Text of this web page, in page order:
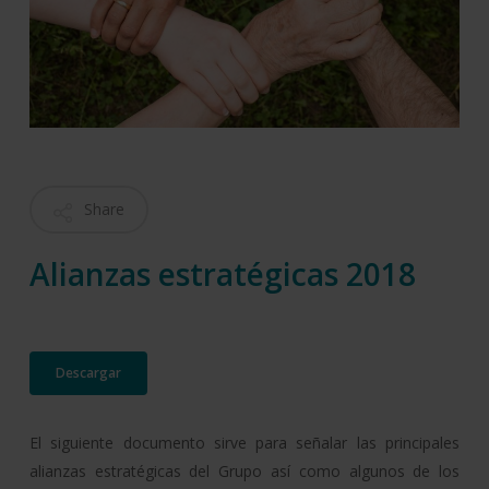
Share
Alianzas estratégicas 2018
Descargar
El siguiente documento sirve para señalar las principales
alianzas estratégicas del Grupo así como algunos de los